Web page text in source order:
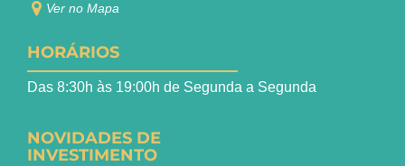
Ver no Mapa
HORÁRIOS
Das 8:30h às 19:00h de Segunda a Segunda
NOVIDADES DE
INVESTIMENTO